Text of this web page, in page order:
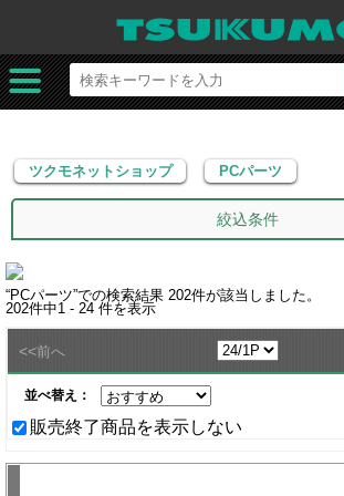
ツクモネットショップ PCパーツ
ツクモネットショップ PCパーツ
絞込条件
“PCパーツ”での検索結果 202件が該当しました。
202件中1 - 24 件を表示
<<前へ
並べ替え：
販売終了商品を表示しない